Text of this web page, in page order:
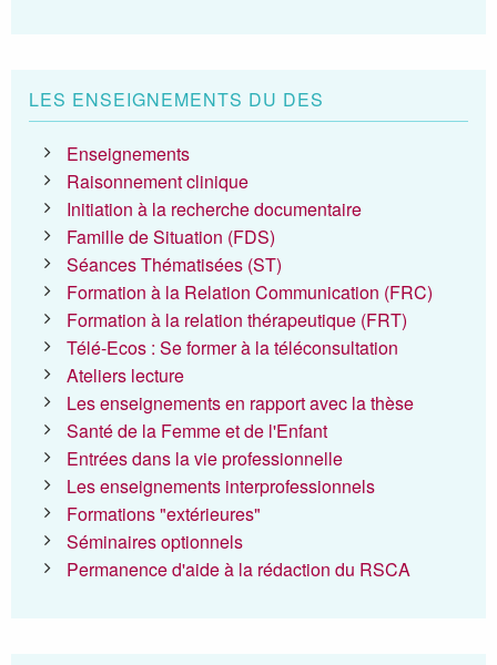
LES ENSEIGNEMENTS DU DES
Enseignements
Raisonnement clinique
Initiation à la recherche documentaire
Famille de Situation (FDS)
Séances Thématisées (ST)
Formation à la Relation Communication (FRC)
Formation à la relation thérapeutique (FRT)
Télé-Ecos : Se former à la téléconsultation
Ateliers lecture
Les enseignements en rapport avec la thèse
Santé de la Femme et de l'Enfant
Entrées dans la vie professionnelle
Les enseignements interprofessionnels
Formations "extérieures"
Séminaires optionnels
Permanence d'aide à la rédaction du RSCA